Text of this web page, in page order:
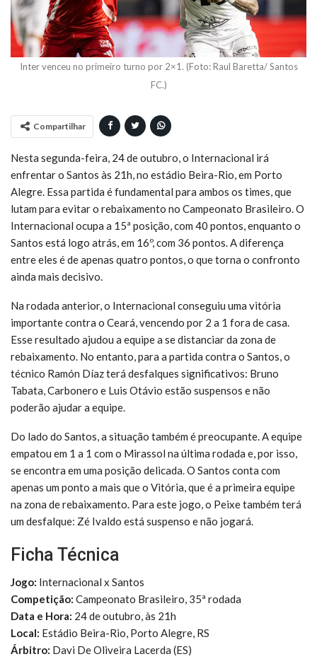
Inter venceu no primeiro turno por 2×1. (Foto: Raul Baretta/ Santos
FC.)
Compartilhar
Nesta segunda-feira, 24 de outubro, o Internacional irá
enfrentar o Santos às 21h, no estádio Beira-Rio, em Porto
Alegre. Essa partida é fundamental para ambos os times, que
lutam para evitar o rebaixamento no Campeonato Brasileiro. O
Internacional ocupa a 15ª posição, com 40 pontos, enquanto o
Santos está logo atrás, em 16º, com 36 pontos. A diferença
entre eles é de apenas quatro pontos, o que torna o confronto
ainda mais decisivo.
Na rodada anterior, o Internacional conseguiu uma vitória
importante contra o Ceará, vencendo por 2 a 1 fora de casa.
Esse resultado ajudou a equipe a se distanciar da zona de
rebaixamento. No entanto, para a partida contra o Santos, o
técnico Ramón Díaz terá desfalques significativos: Bruno
Tabata, Carbonero e Luis Otávio estão suspensos e não
poderão ajudar a equipe.
Do lado do Santos, a situação também é preocupante. A equipe
empatou em 1 a 1 com o Mirassol na última rodada e, por isso,
se encontra em uma posição delicada. O Santos conta com
apenas um ponto a mais que o Vitória, que é a primeira equipe
na zona de rebaixamento. Para este jogo, o Peixe também terá
um desfalque: Zé Ivaldo está suspenso e não jogará.
Ficha Técnica
Jogo: Internacional x Santos
Competição: Campeonato Brasileiro, 35ª rodada
Data e Hora: 24 de outubro, às 21h
Local: Estádio Beira-Rio, Porto Alegre, RS
Árbitro: Davi De Oliveira Lacerda (ES)